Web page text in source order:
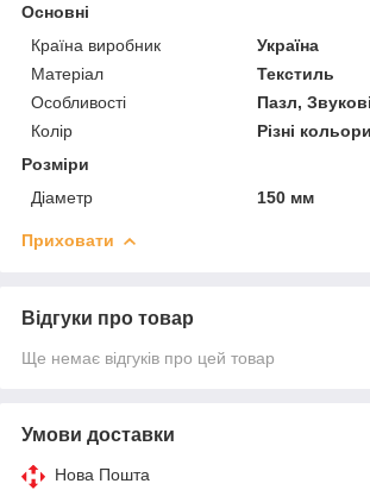
Основні
Країна виробник
Україна
Матеріал
Текстиль
Особливості
Пазл,
Колір
Різні кольори
Розміри
Діаметр
150 мм
Приховати
Відгуки про товар
Ще немає відгуків про цей товар
Умови доставки
Нова Пошта